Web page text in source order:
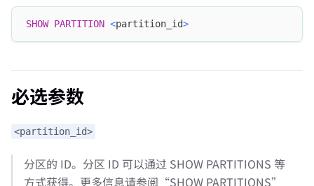
SHOW PARTITION <partition_id>
必选参数
<partition_id>
分区的 ID。分区 ID 可以通过 SHOW PARTITIONS 等
方式获得。更多信息请参阅“SHOW PARTITIONS”